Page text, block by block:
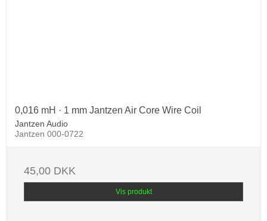
0,016 mH · 1 mm Jantzen Air Core Wire Coil
Jantzen Audio
Jantzen 000-0722
45,00 DKK
Vis produkt